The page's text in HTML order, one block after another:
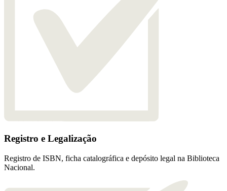
Registro e Legalização
Registro de ISBN, ficha catalográfica e depósito legal na Biblioteca
Nacional.